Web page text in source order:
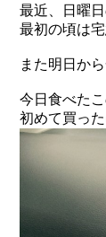
最近、日曜
最初の頃は
また明日か
今日食べた
初めて買っ